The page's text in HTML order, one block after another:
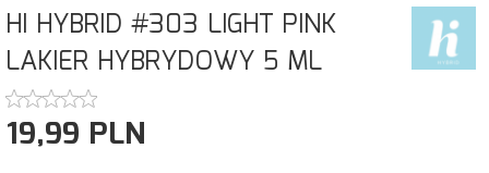
HI HYBRID #303 LIGHT PINK
LAKIER HYBRYDOWY 5 ML
19,99 PLN